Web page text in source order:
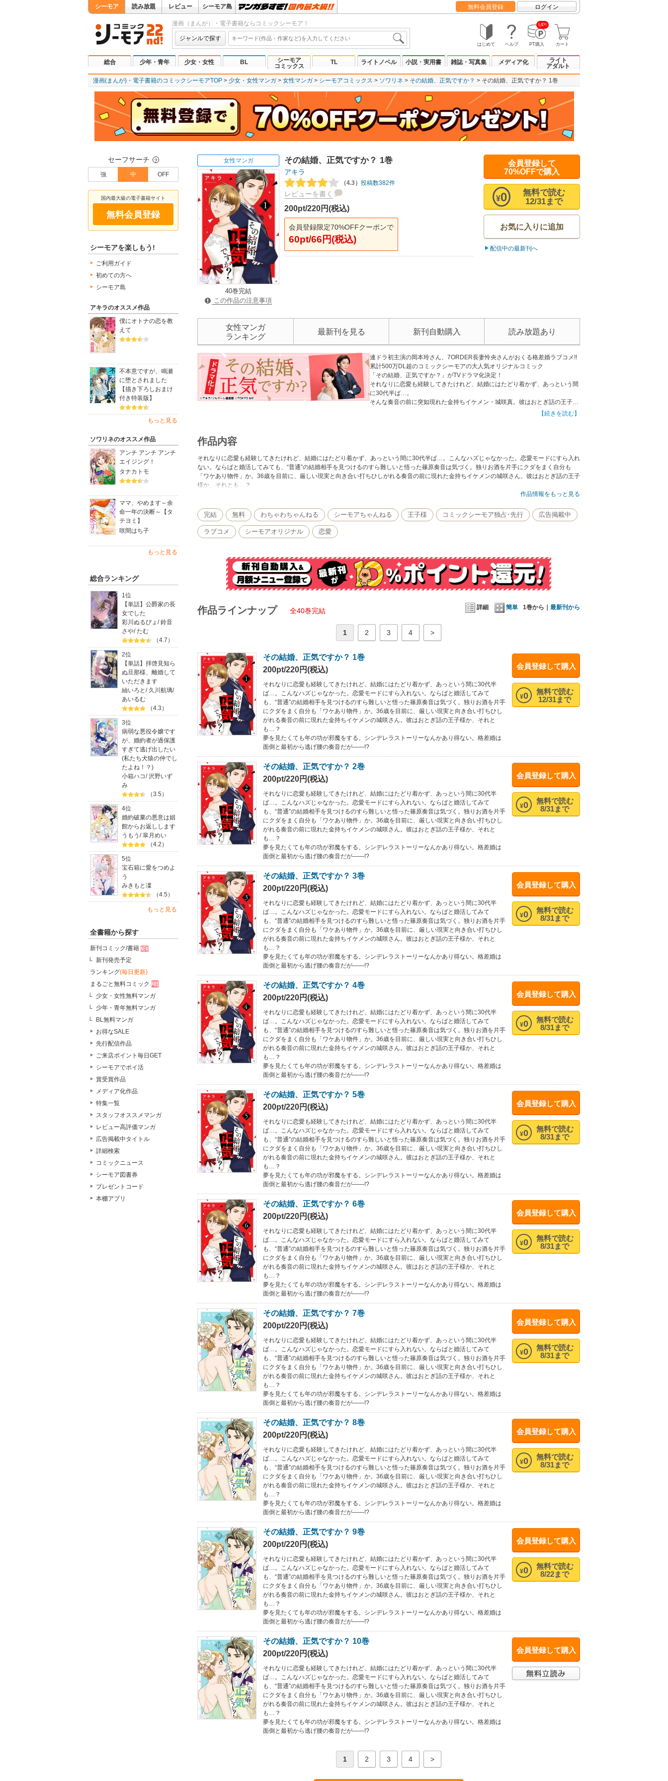
シーモア 読み放題 レビュー シーモア島 無料会員登録 ログイン
漫画（まんが）・電子書籍ならコミックシーモア！
ジャンルで探す
はじめて ヘルプ
UP!
PT購入 カート
総合 少年・青年 少女・女性 BL
シーモア
コミックス
TL ライトノベル 小説・実用書 雑誌・写真集 メディア化
ライト
アダルト
漫画(まんが)・電子書籍のコミックシーモアTOP 少女・女性マンガ 女性マンガ シーモアコミックス ソワリネ その結婚、正気ですか？ その結婚、正気ですか？ 1巻
セーフサーチ ？
強 中 OFF
国内最大級の電子書籍サイト
無料会員登録
シーモアを楽しもう!
ご利用ガイド
初めての方へ
シーモア島
アキラのオススメ作品
僕にオトナの恋を教
えて
不本意ですが、鳴瀬
に堕とされました
【描き下ろしおまけ
付き特装版】
もっと見る
ソワリネのオススメ作品
アンチ アンチ アンチ
エイジング！
タナカトモ
ママ、やめます～余
命一年の決断～【タ
テヨミ】
咲間はち子
もっと見る
総合ランキング
1位
【単話】公爵家の長
女でした
彩川ぬるぴょ /鈴音
さや/たむ
（4.7）
2位
【単話】拝啓見知ら
ぬ旦那様、離婚して
いただきます
紬いろと / 久川航璃/
あいるむ
（4.3）
3位
病弱な悪役令嬢です
が、婚約者が過保護
すぎて逃げ出したい
(私たち犬猿の仲でし
たよね！？)
小箱ハコ/沢野いず
み
（3.5）
4位
婚約破棄の悪意は娼
館からお返しします
うもう /皐月めい
（4.2）
5位
宝石箱に愛をつめよ
う
みきもと凜
（4.5）
もっと見る
全書籍から探す
新刊コミック/書籍
新刊発売予定
ランキング(毎日更新)
まるごと無料コミック
少女・女性無料マンガ
少年・青年無料マンガ
BL無料マンガ
お得なSALE
先行配信作品
ご来店ポイント毎日GET
シーモアでポイ活
賞受賞作品
メディア化作品
特集一覧
スタッフオススメマンガ
レビュー高評価マンガ
広告掲載中タイトル
詳細検索
コミックニュース
シーモア図書券
プレゼントコード
本棚アプリ
女性マンガ
40巻完結
この作品の注意事項
その結婚、正気ですか？ 1巻
アキラ
（4.3） 投稿数382件
レビューを書く
200pt/220円(税込)
会員登録限定70%OFFクーポンで
60pt/66円(税込)
会員登録して
70%OFFで購入
無料で読む
12/31まで
¥0
お気に入りに追加
配信中の最新刊へ
女性マンガ
ランキング
最新刊を見る 新刊自動購入 読み放題あり
連ドラ初主演の岡本玲さん、7ORDER長妻怜央さんがおくる格差婚ラブコメ!!
累計500万DL超のコミックシーモアの大人気オリジナルコミック
「その結婚、正気ですか？」がTVドラマ化決定！
それなりに恋愛も経験してきたけれど、結婚にはたどり着かず、あっという間
に30代半ば…。
そんな奏音の前に突如現れた金持ちイケメン・城咲真。彼はおとぎ話の王子様
【続きを読む】
作品内容
それなりに恋愛も経験してきたけれど、結婚にはたどり着かず、あっという間に30代半ば…。こんなハズじゃなかった。恋愛モードにすら入れ
ない。ならばと婚活してみても、“普通”の結婚相手を見つけるのすら難しいと悟った篠原奏音は気づく。独りお酒を片手にクダをまく自分も
「ワケあり物件」か。36歳を目前に、厳しい現実と向き合い打ちひしがれる奏音の前に現れた金持ちイケメンの城咲さん。彼はおとぎ話の王子
様か、それとも…？
夢を見たくても年の功が邪魔をする。シンデレラストーリーなんかあり得ない。格差婚は面倒と最初から逃げ腰の奏音だが――!?作品情報をもっと見る
完結 無料 わちゃわちゃんねる シーモアちゃんねる 王子様 コミックシーモア独占･先行 広告掲載中
ラブコメ シーモアオリジナル 恋愛
詳細 簡単 1巻から｜ 最新刊から
作品ラインナップ 全40巻完結
1 2 3 4 >
会員登録して購入
無料で読む
12/31まで
¥0
その結婚、正気ですか？ 1巻
200pt/220円(税込)
それなりに恋愛も経験してきたけれど、結婚にはたどり着かず、あっという間に30代半
ば…。こんなハズじゃなかった。恋愛モードにすら入れない。ならばと婚活してみて
も、“普通”の結婚相手を見つけるのすら難しいと悟った篠原奏音は気づく。独りお酒を片手
にクダをまく自分も「ワケあり物件」か。36歳を目前に、厳しい現実と向き合い打ちひし
がれる奏音の前に現れた金持ちイケメンの城咲さん。彼はおとぎ話の王子様か、それと
も…？
夢を見たくても年の功が邪魔をする。シンデレラストーリーなんかあり得ない。格差婚は
面倒と最初から逃げ腰の奏音だが――!?
会員登録して購入
無料で読む
8/31まで
¥0
その結婚、正気ですか？ 2巻
200pt/220円(税込)
それなりに恋愛も経験してきたけれど、結婚にはたどり着かず、あっという間に30代半
ば…。こんなハズじゃなかった。恋愛モードにすら入れない。ならばと婚活してみて
も、“普通”の結婚相手を見つけるのすら難しいと悟った篠原奏音は気づく。独りお酒を片手
にクダをまく自分も「ワケあり物件」か。36歳を目前に、厳しい現実と向き合い打ちひし
がれる奏音の前に現れた金持ちイケメンの城咲さん。彼はおとぎ話の王子様か、それと
も…？
夢を見たくても年の功が邪魔をする。シンデレラストーリーなんかあり得ない。格差婚は
面倒と最初から逃げ腰の奏音だが――!?
会員登録して購入
無料で読む
8/31まで
¥0
その結婚、正気ですか？ 3巻
200pt/220円(税込)
それなりに恋愛も経験してきたけれど、結婚にはたどり着かず、あっという間に30代半
ば…。こんなハズじゃなかった。恋愛モードにすら入れない。ならばと婚活してみて
も、“普通”の結婚相手を見つけるのすら難しいと悟った篠原奏音は気づく。独りお酒を片手
にクダをまく自分も「ワケあり物件」か。36歳を目前に、厳しい現実と向き合い打ちひし
がれる奏音の前に現れた金持ちイケメンの城咲さん。彼はおとぎ話の王子様か、それと
も…？
夢を見たくても年の功が邪魔をする。シンデレラストーリーなんかあり得ない。格差婚は
面倒と最初から逃げ腰の奏音だが――!?
会員登録して購入
無料で読む
8/31まで
¥0
その結婚、正気ですか？ 4巻
200pt/220円(税込)
それなりに恋愛も経験してきたけれど、結婚にはたどり着かず、あっという間に30代半
ば…。こんなハズじゃなかった。恋愛モードにすら入れない。ならばと婚活してみて
も、“普通”の結婚相手を見つけるのすら難しいと悟った篠原奏音は気づく。独りお酒を片手
にクダをまく自分も「ワケあり物件」か。36歳を目前に、厳しい現実と向き合い打ちひし
がれる奏音の前に現れた金持ちイケメンの城咲さん。彼はおとぎ話の王子様か、それと
も…？
夢を見たくても年の功が邪魔をする。シンデレラストーリーなんかあり得ない。格差婚は
面倒と最初から逃げ腰の奏音だが――!?
会員登録して購入
無料で読む
8/31まで
¥0
その結婚、正気ですか？ 5巻
200pt/220円(税込)
それなりに恋愛も経験してきたけれど、結婚にはたどり着かず、あっという間に30代半
ば…。こんなハズじゃなかった。恋愛モードにすら入れない。ならばと婚活してみて
も、“普通”の結婚相手を見つけるのすら難しいと悟った篠原奏音は気づく。独りお酒を片手
にクダをまく自分も「ワケあり物件」か。36歳を目前に、厳しい現実と向き合い打ちひし
がれる奏音の前に現れた金持ちイケメンの城咲さん。彼はおとぎ話の王子様か、それと
も…？
夢を見たくても年の功が邪魔をする。シンデレラストーリーなんかあり得ない。格差婚は
面倒と最初から逃げ腰の奏音だが――!?
会員登録して購入
無料で読む
8/31まで
¥0
その結婚、正気ですか？ 6巻
200pt/220円(税込)
それなりに恋愛も経験してきたけれど、結婚にはたどり着かず、あっという間に30代半
ば…。こんなハズじゃなかった。恋愛モードにすら入れない。ならばと婚活してみて
も、“普通”の結婚相手を見つけるのすら難しいと悟った篠原奏音は気づく。独りお酒を片手
にクダをまく自分も「ワケあり物件」か。36歳を目前に、厳しい現実と向き合い打ちひし
がれる奏音の前に現れた金持ちイケメンの城咲さん。彼はおとぎ話の王子様か、それと
も…？
夢を見たくても年の功が邪魔をする。シンデレラストーリーなんかあり得ない。格差婚は
面倒と最初から逃げ腰の奏音だが――!?
会員登録して購入
無料で読む
8/31まで
¥0
その結婚、正気ですか？ 7巻
200pt/220円(税込)
それなりに恋愛も経験してきたけれど、結婚にはたどり着かず、あっという間に30代半
ば…。こんなハズじゃなかった。恋愛モードにすら入れない。ならばと婚活してみて
も、“普通”の結婚相手を見つけるのすら難しいと悟った篠原奏音は気づく。独りお酒を片手
にクダをまく自分も「ワケあり物件」か。36歳を目前に、厳しい現実と向き合い打ちひし
がれる奏音の前に現れた金持ちイケメンの城咲さん。彼はおとぎ話の王子様か、それと
も…？
夢を見たくても年の功が邪魔をする。シンデレラストーリーなんかあり得ない。格差婚は
面倒と最初から逃げ腰の奏音だが――!?
会員登録して購入
無料で読む
8/31まで
¥0
その結婚、正気ですか？ 8巻
200pt/220円(税込)
それなりに恋愛も経験してきたけれど、結婚にはたどり着かず、あっという間に30代半
ば…。こんなハズじゃなかった。恋愛モードにすら入れない。ならばと婚活してみて
も、“普通”の結婚相手を見つけるのすら難しいと悟った篠原奏音は気づく。独りお酒を片手
にクダをまく自分も「ワケあり物件」か。36歳を目前に、厳しい現実と向き合い打ちひし
がれる奏音の前に現れた金持ちイケメンの城咲さん。彼はおとぎ話の王子様か、それと
も…？
夢を見たくても年の功が邪魔をする。シンデレラストーリーなんかあり得ない。格差婚は
面倒と最初から逃げ腰の奏音だが――!?
会員登録して購入
無料で読む
8/22まで
¥0
その結婚、正気ですか？ 9巻
200pt/220円(税込)
それなりに恋愛も経験してきたけれど、結婚にはたどり着かず、あっという間に30代半
ば…。こんなハズじゃなかった。恋愛モードにすら入れない。ならばと婚活してみて
も、“普通”の結婚相手を見つけるのすら難しいと悟った篠原奏音は気づく。独りお酒を片手
にクダをまく自分も「ワケあり物件」か。36歳を目前に、厳しい現実と向き合い打ちひし
がれる奏音の前に現れた金持ちイケメンの城咲さん。彼はおとぎ話の王子様か、それと
も…？
夢を見たくても年の功が邪魔をする。シンデレラストーリーなんかあり得ない。格差婚は
面倒と最初から逃げ腰の奏音だが――!?
会員登録して購入
その結婚、正気ですか？ 10巻
200pt/220円(税込)
それなりに恋愛も経験してきたけれど、結婚にはたどり着かず、あっという間に30代半
ば…。こんなハズじゃなかった。恋愛モードにすら入れない。ならばと婚活してみて
も、“普通”の結婚相手を見つけるのすら難しいと悟った篠原奏音は気づく。独りお酒を片手
にクダをまく自分も「ワケあり物件」か。36歳を目前に、厳しい現実と向き合い打ちひし
がれる奏音の前に現れた金持ちイケメンの城咲さん。彼はおとぎ話の王子様か、それと
も…？
夢を見たくても年の功が邪魔をする。シンデレラストーリーなんかあり得ない。格差婚は
面倒と最初から逃げ腰の奏音だが――!?
1 2 3 4 >